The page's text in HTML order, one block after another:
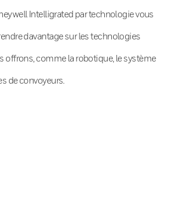
Intelligrated par technologie vous
davantage sur les technologies
offrons, comme la robotique, le système
de convoyeurs.